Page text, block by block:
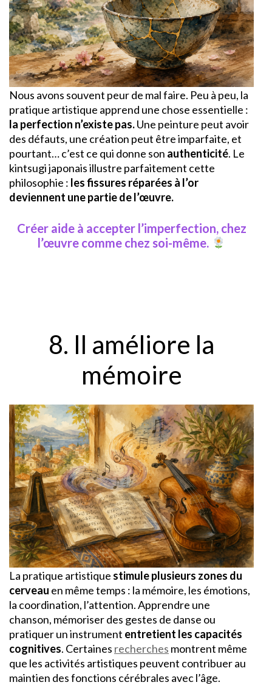
Nous avons souvent peur de mal faire. Peu à peu, la
pratique artistique apprend une chose essentielle :
la perfection n’existe pas.Une peinture peut avoir
des défauts, une création peut être imparfaite, et
pourtant… c’est ce qui donne son authenticité. Le
kintsugi japonais illustre parfaitement cette
philosophie : les fissures réparées à l’or
deviennent une partie de l’œuvre.
Créer aide à accepter l’imperfection, chez
l’œuvre comme chez soi-même.
8. Il améliore la
mémoire
La pratique artistique stimule plusieurs zones du
cerveau en même temps : la mémoire, les émotions,
la coordination, l’attention. Apprendre une
chanson, mémoriser des gestes de danse ou
pratiquer un instrument entretient les capacités
cognitives. Certaines recherches montrent même
que les activités artistiques peuvent contribuer au
maintien des fonctions cérébrales avec l’âge.